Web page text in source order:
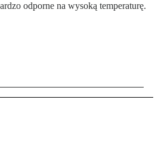
odporne na wysoką temperaturę.